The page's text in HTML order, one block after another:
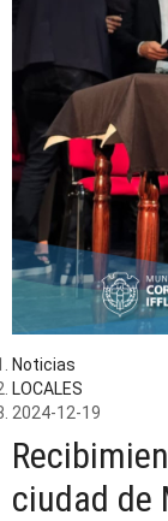
Noticias
LOCALES
2024-12-19
ciudad de